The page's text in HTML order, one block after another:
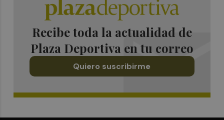
Recibe toda la actualidad de
Plaza Deportiva en tu correo
Quiero suscribirme